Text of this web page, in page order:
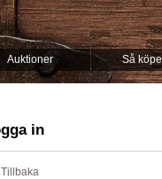
Auktioner Så
in
Tillbaka